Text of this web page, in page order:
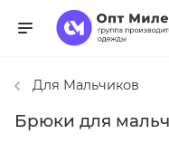
Для Мальчиков
Брюки для